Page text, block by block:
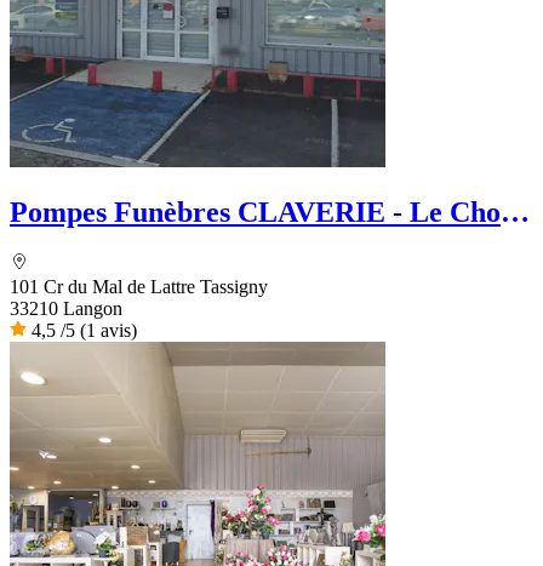
Pompes Funèbres CLAVERIE - Le Choix
101 Cr du Mal de Lattre Tassigny
33210 Langon
4,5 /5 (1 avis)